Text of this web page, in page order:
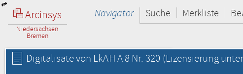
Arcinsys
Niedersachsen
Bremen
Navigator Suche Merkliste
Digitalisate von LkAH A 8 Nr. 320 (Lizensierung